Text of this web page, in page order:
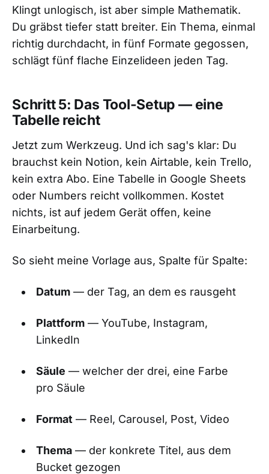
Klingt unlogisch, ist aber simple Mathematik.
Du gräbst tiefer statt breiter. Ein Thema, einmal
richtig durchdacht, in fünf Formate gegossen,
schlägt fünf flache Einzelideen jeden Tag.
Schritt 5: Das Tool-Setup — eine
Tabelle reicht
Jetzt zum Werkzeug. Und ich sag's klar: Du
brauchst kein Notion, kein Airtable, kein Trello,
kein extra Abo. Eine Tabelle in Google Sheets
oder Numbers reicht vollkommen. Kostet
nichts, ist auf jedem Gerät offen, keine
Einarbeitung.
So sieht meine Vorlage aus, Spalte für Spalte:
Datum— der Tag, an dem es rausgeht
Plattform— YouTube, Instagram,
LinkedIn
Säule — welcher der drei, eine Farbe
pro Säule
Format — Reel, Carousel, Post, Video
Thema— der konkrete Titel, aus dem
Bucket gezogen